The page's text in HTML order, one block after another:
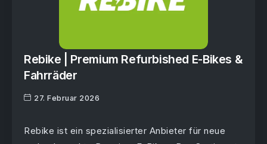
Rebike | Premium Refurbished E-Bikes &
Fahrräder
27. Februar 2026
Rebike ist ein spezialisierter Anbieter für neue